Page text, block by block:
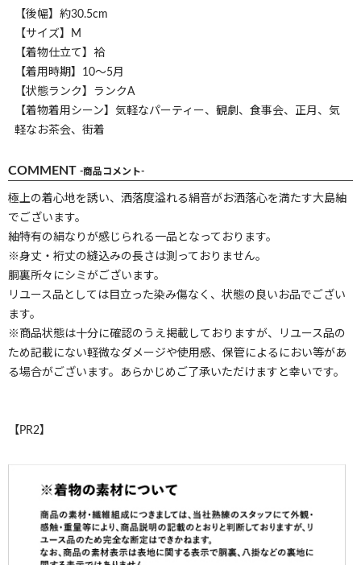
【後幅】約30.5cm
【サイズ】M
【着物仕立て】袷
【着用時期】10～5月
【状態ランク】ランクA
【着物着用シーン】気軽なパーティー、観劇、食事会、正月、気
軽なお茶会、街着
COMMENT -商品コメント-
極上の着心地を誘い、洒落度溢れる絹音がお洒落心を満たす大島紬
でございます。
紬特有の絹なりが感じられる一品となっております。
※身丈・裄丈の縫込みの長さは測っておりません。
胴裏所々にシミがございます。
リユース品としては目立った染み傷なく、状態の良いお品でござい
ます。
※商品状態は十分に確認のうえ掲載しておりますが、リユース品の
ため記載にない軽微なダメージや使用感、保管によるにおい等があ
る場合がございます。あらかじめご了承いただけますと幸いです。
【PR2】